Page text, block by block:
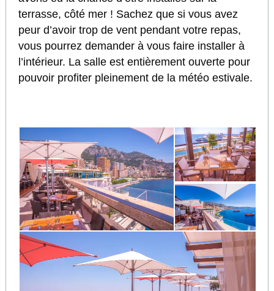
terrasse, côté mer ! Sachez que si vous avez
peur d’avoir trop de vent pendant votre repas,
vous pourrez demander à vous faire installer à
l’intérieur. La salle est entièrement ouverte pour
pouvoir profiter pleinement de la météo estivale.